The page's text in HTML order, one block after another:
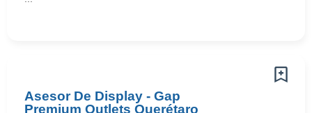
Asesor De Display - Gap
Premium Outlets Querétaro